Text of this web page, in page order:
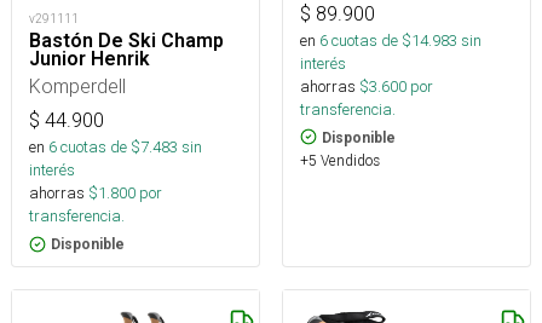
v291111
Bastón De Ski Champ
Junior Henrik
Komperdell
$ 44.900
en 6cuotas de $7.483 sin
interés
ahorras $1.800 por
transferencia.
Disponible
$ 89.900
en 6cuotas de $14.983 sin
interés
ahorras $3.600 por
transferencia.
Disponible
+5 Vendidos